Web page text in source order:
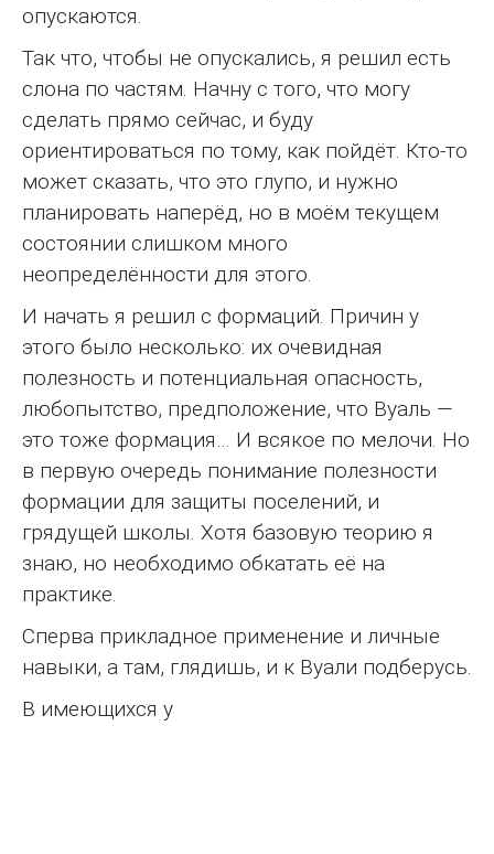
опускаются.
Так что, чтобы не опускались, я решил есть
слона по частям. Начну с того, что могу
сделать прямо сейчас, и буду
ориентироваться по тому, как пойдёт. Кто-то
может сказать, что это глупо, и нужно
планировать наперёд, но в моём текущем
состоянии слишком много
неопределённости для этого.
И начать я решил с формаций. Причин у
этого было несколько: их очевидная
полезность и потенциальная опасность,
любопытство, предположение, что Вуаль —
это тоже формация… И всякое по мелочи. Но
в первую очередь понимание полезности
формации для защиты поселений, и
грядущей школы. Хотя базовую теорию я
знаю, но необходимо обкатать её на
практике.
Сперва прикладное применение и личные
навыки, а там, глядишь, и к Вуали подберусь.
В имеющихся у